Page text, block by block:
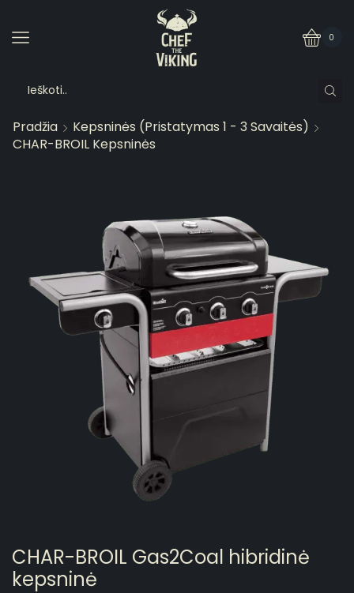
0
Pradžia
Kepsninės (pristatymas 1 - 3 Savaitės)
CHAR-BROIL Kepsninės
CHAR-BROIL Gas2Coal hibridinė
kepsninė